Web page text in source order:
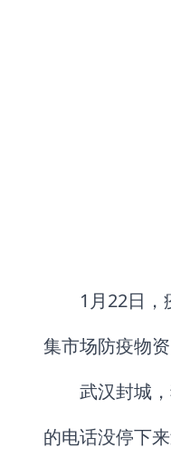
1月22日
集市场防疫物资
武汉封城
的电话没停下